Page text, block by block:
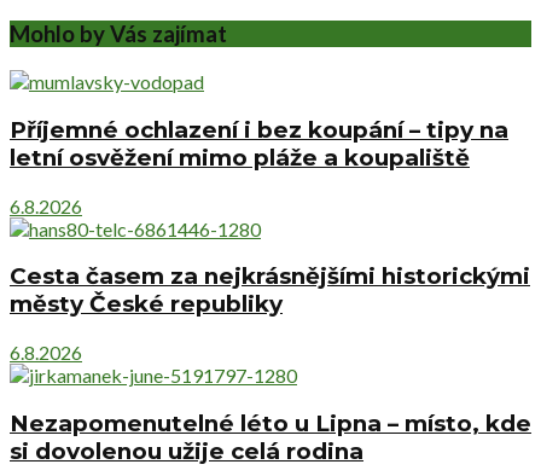
Mohlo by Vás zajímat
Příjemné ochlazení i bez koupání – tipy na
letní osvěžení mimo pláže a koupaliště
6.8.2026
Cesta časem za nejkrásnějšími historickými
městy České republiky
6.8.2026
Nezapomenutelné léto u Lipna – místo, kde
si dovolenou užije celá rodina